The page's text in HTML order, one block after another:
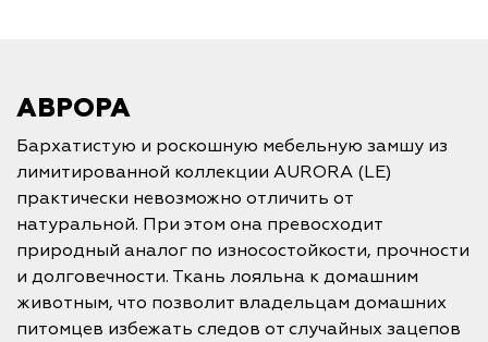
АВРОРА
Бархатистую и роскошную мебельную замшу из
лимитированной коллекции AURORA (LE)
практически невозможно отличить от
натуральной. При этом она превосходит
природный аналог по износостойкости, прочности
и долговечности. Ткань лояльна к домашним
животным, что позволит владельцам домашних
питомцев избежать следов от случайных зацепов